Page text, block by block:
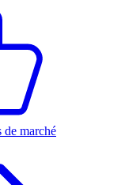
de marché